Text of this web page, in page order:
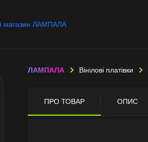
ЛАМПАЛА Вінілові платівки
ПРО ТОВАР ОПИС